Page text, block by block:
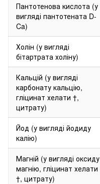
Пантотенова кислота (у
вигляді пантотената D-
Ca)
Холін (у вигляді
бітартрата холіну)
Кальцій (у вигляді
карбонату кальцію,
гліцинат хелати †,
цитрату)
Йод (у вигляді йодиду
калію)
Магній (у вигляді оксиду
магнію, гліцинат хелати
†, цитрату)